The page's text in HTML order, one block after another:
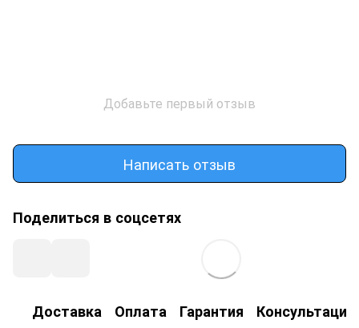
Добавьте первый отзыв
Написать отзыв
Поделиться в соцсетях
Доставка Оплата Гарантия Консультация